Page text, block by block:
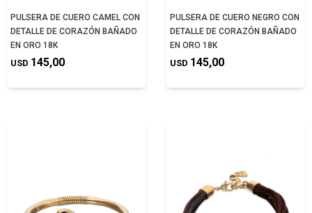
PULSERA DE CUERO CAMEL CON
DETALLE DE CORAZÓN BAÑADO
EN ORO 18K
USD 145,00
PULSERA DE CUERO NEGRO CON
DETALLE DE CORAZÓN BAÑADO
EN ORO 18K
USD 145,00